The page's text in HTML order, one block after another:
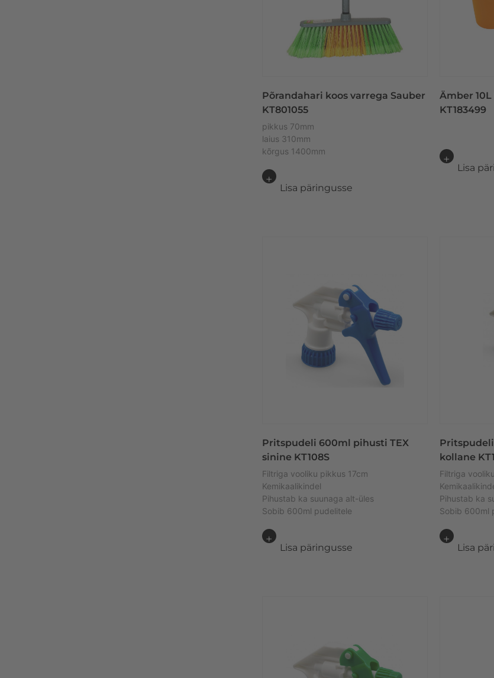
Põrandahari koos varrega Sauber
KT801055
pikkus 70mm
laius 310mm
kõrgus 1400mm
Lisa päringusse
Ämber
KT183499
Lisa
Pritspudeli 600ml pihusti TEX
sinine KT108S
Filtriga vooliku pikkus 17cm
Kemikaalikindel
Pihustab ka suunaga alt-üles
Sobib 600ml pudelitele
Lisa päringusse
kollane
Filtriga
Pihustab ka
Sobib 600ml
Lisa